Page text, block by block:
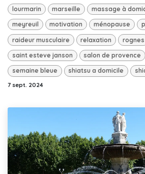
lourmarin marseille massage à
meyreuil motivation ménopause
raideur musculaire relaxation rognes
saint esteve janson salon de provence
semaine bleue shiatsu a domicile
7 sept. 2024